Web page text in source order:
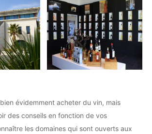
évidemment acheter du vin, mais
des conseils en fonction de vos
les domaines qui sont ouverts aux